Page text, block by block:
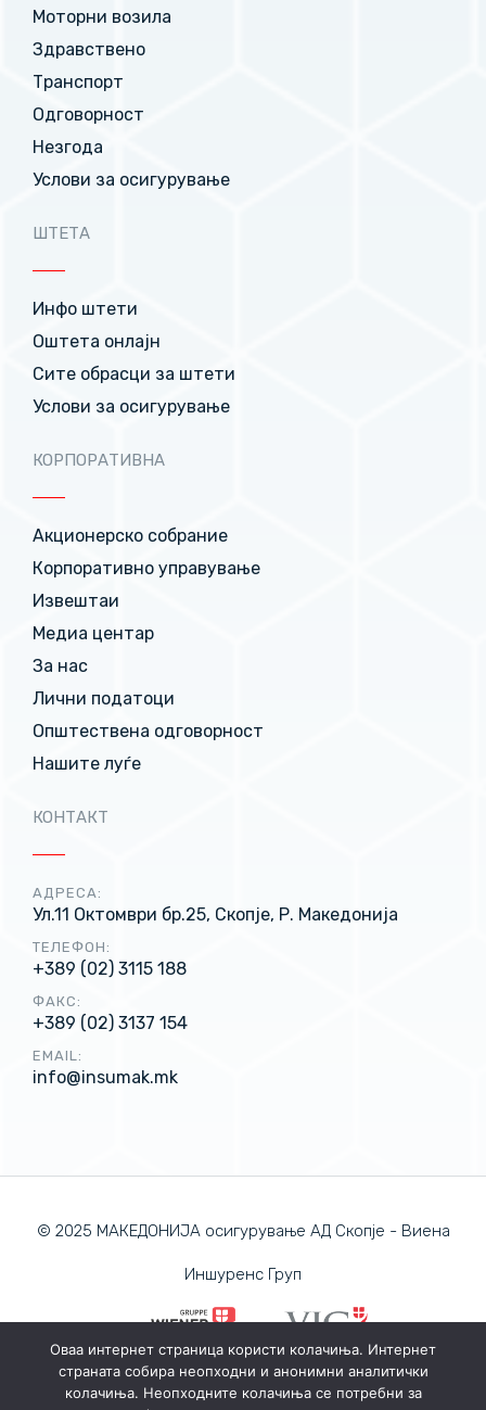
Моторни возила
Здравствено
Транспорт
Одговорност
Незгода
Услови за осигурување
ШТЕТА
Инфо штети
Оштета онлајн
Сите обрасци за штети
Услови за осигурување
КОРПОРАТИВНА
Акционерско собрание
Корпоративно управување
Извештаи
Медиа центар
За нас
Лични податоци
Општествена одговорност
Нашите луѓе
КОНТАКТ
АДРЕСА:
Ул.11 Октомври бр.25, Скопје, Р. Македонија
ТЕЛЕФОН:
+389 (02) 3115 188
ФАКС:
+389 (02) 3137 154
EMAIL:
info@insumak.mk
© 2025 МАКЕДОНИЈА осигурување АД Скопје - Виена
Иншуренс Груп
ПОЛИТИКА ЗА ПРИВАТНОСТ
Оваа интернет страница користи колачиња. Интернет
страната собира неопходни и анонимни аналитички
колачиња. Неопходните колачиња се потребни за